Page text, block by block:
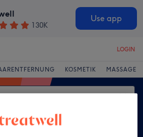
130K
Use app
LOGIN
KOSMETIK MASSAGE